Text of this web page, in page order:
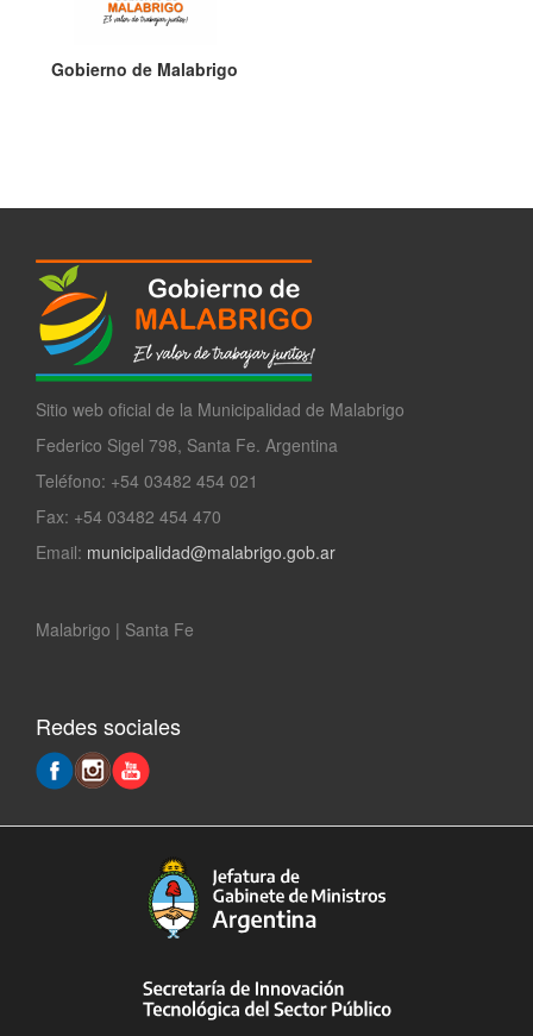
Gobierno de Malabrigo
Sitio web oficial de la Municipalidad de Malabrigo
Federico Sigel 798, Santa Fe. Argentina
Teléfono: +54 03482 454 021
Fax: +54 03482 454 470
Email: municipalidad@malabrigo.gob.ar
Malabrigo | Santa Fe
Redes sociales